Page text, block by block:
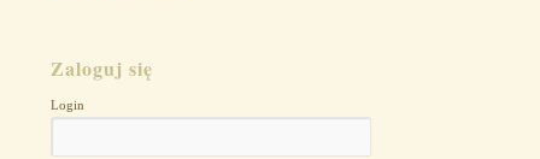
Zaloguj się
Login